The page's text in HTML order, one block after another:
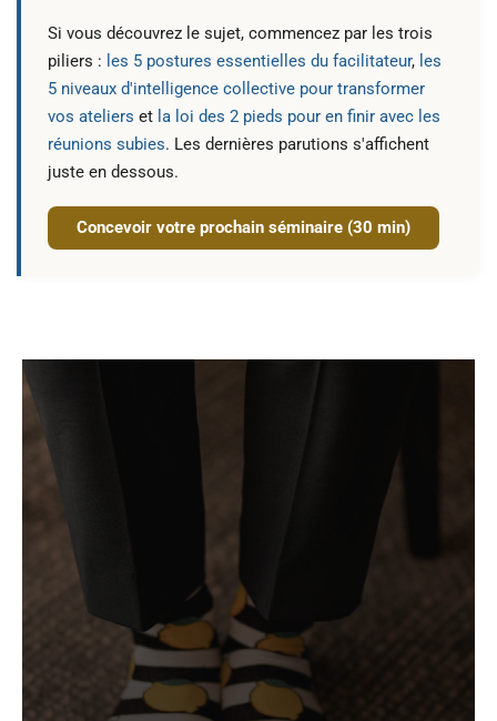
Si vous découvrez le sujet, commencez par les trois
piliers : les 5 postures essentielles du facilitateur, les
5 niveaux d'intelligence collective pour transformer
vos ateliers et la loi des 2 pieds pour en finir avec les
réunions subies. Les dernières parutions s'affichent
juste en dessous.
Concevoir votre prochain séminaire (30 min)